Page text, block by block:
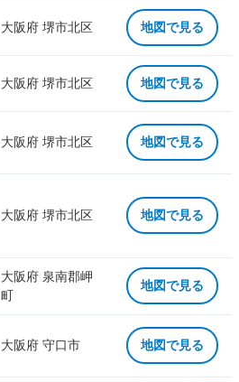
大阪府 堺市北区 地図で見る
大阪府 堺市北区 地図で見る
大阪府 堺市北区 地図で見る
大阪府 堺市北区 地図で見る
大阪府 泉南郡岬
町
地図で見る
大阪府 守口市 地図で見る